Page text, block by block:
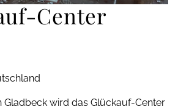
Center
Gladbeck wird das Glückauf-Center